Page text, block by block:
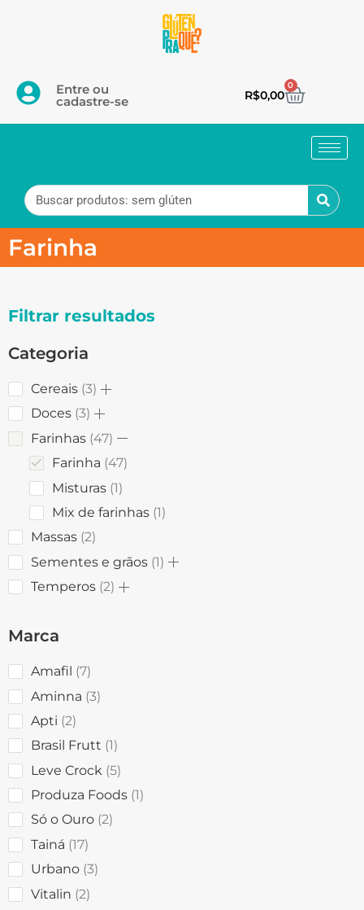
Entre ou
cadastre-se R$0,00
0
Farinha
Filtrar resultados
Categoria
Cereais 3
Doces 3
Farinhas 47
Farinha 47
Misturas 1
Mix de farinhas 1
Massas 2
Sementes e grãos 1
Temperos 2
Marca
Amafil 7
Aminna 3
Apti 2
Brasil Frutt 1
Leve Crock 5
Produza Foods 1
Só o Ouro 2
Tainá 17
Urbano 3
Vitalin 2